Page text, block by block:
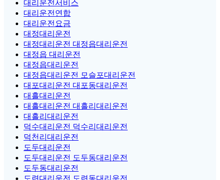
대리운전서비스
대리운전연합
대리운전요금
대정대리운전
대정대리운전 대정읍대리운전
대정읍 대리운전
대정읍대리운전
대정읍대리운전 모슬포대리운전
대포대리운전 대포동대리운전
대흘대리운전
대흘대리운전 대흘리대리운전
대흘리대리운전
덕수대리운전 덕수리대리운전
덕천리대리운전
도두대리운전
도두대리운전 도두동대리운전
도두동대리운전
도련대리운전 도련동대리운전